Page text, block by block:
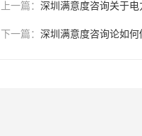
上一篇： 深圳满意度咨询关于
下一篇： 深圳满意度咨询论如